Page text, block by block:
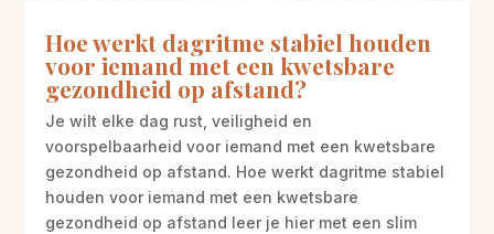
Hoe werkt dagritme stabiel houden
voor iemand met een kwetsbare
gezondheid op afstand?
Je wilt elke dag rust, veiligheid en
voorspelbaarheid voor iemand met een kwetsbare
gezondheid op afstand. Hoe werkt dagritme stabiel
houden voor iemand met een kwetsbare
gezondheid op afstand leer je hier met een slim